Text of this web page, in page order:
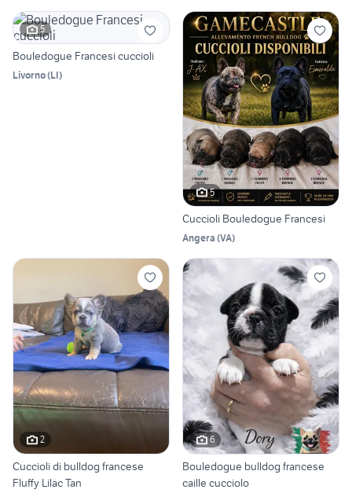
5
Bouledogue Francesi cuccioli
Livorno(LI)
5
Cuccioli Bouledogue Francesi
Angera (VA)
2
Cuccioli di bulldog francese
Fluffy Lilac Tan
6
Bouledogue bulldog francese
caille cucciolo